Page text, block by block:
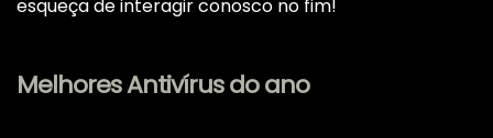
esqueça de interagir conosco no fim!
Melhores Antivírus do ano